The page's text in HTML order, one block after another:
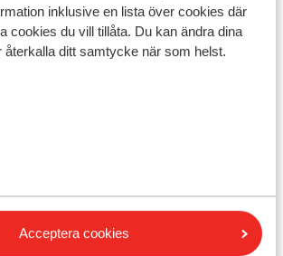
inklusive en lista över cookies där
cookies du vill tillåta. Du kan ändra dina
återkalla ditt samtycke när som helst.
Acceptera cookies
en resa Kanarieöarna kan det vara bra
förvänta dig för klimat. Läget på